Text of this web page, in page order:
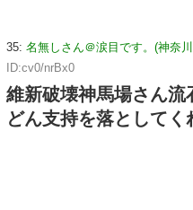
35: 名無しさん＠涙目です。(神奈
ID:cv0/nrBx0
維新破壊神馬場さん
どん支持を落としてく